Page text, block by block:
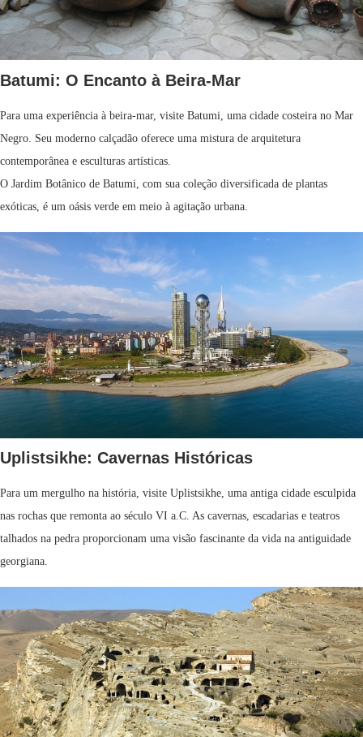
Batumi: O Encanto à Beira-Mar
Para uma experiência à beira-mar, visite Batumi, uma cidade costeira no Mar
Negro. Seu moderno calçadão oferece uma mistura de arquitetura
contemporânea e esculturas artísticas.
O Jardim Botânico de Batumi, com sua coleção diversificada de plantas
exóticas, é um oásis verde em meio à agitação urbana.
Uplistsikhe: Cavernas Históricas
Para um mergulho na história, visite Uplistsikhe, uma antiga cidade esculpida
nas rochas que remonta ao século VI a.C. As cavernas, escadarias e teatros
talhados na pedra proporcionam uma visão fascinante da vida na antiguidade
georgiana.